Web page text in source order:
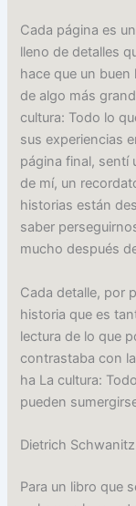
Cada página es
lleno de detalles
hace que un
de algo más
cultura: Todo lo
sus experiencias
página final, sentí
de mí, un
historias están
saber
mucho después
Cada detalle, por
historia que es
lectura de lo que
contrastaba con
ha La cultura:
pueden
Dietrich
Para un libro que